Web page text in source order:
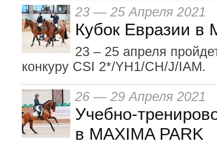
23 — 25 Апреля 2021
Кубок Евразии в
23 – 25 апреля
конкуру CSI 2*/YH1/CH/J/IAM.
26 — 29 Апреля 2021
Учебно-
в MAXIMA PARK